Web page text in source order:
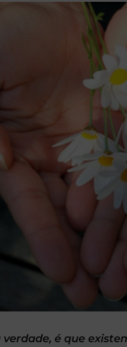
verdade, é que